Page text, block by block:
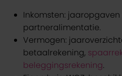
Inkomsten:
partneralimentatie.
Vermogen:
betaalrekening,
beleggingsrekening.